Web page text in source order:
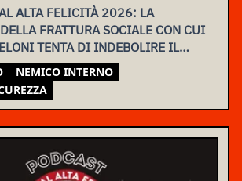
ALTA FELICITÀ 2026: LA
FRATTURA SOCIALE CON CUI
TENTA DI INDEBOLIRE IL
NEMICO INTERNO